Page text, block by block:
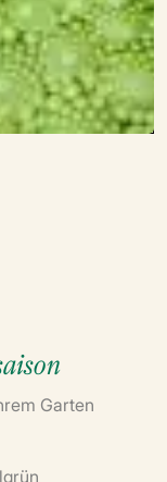
Garten